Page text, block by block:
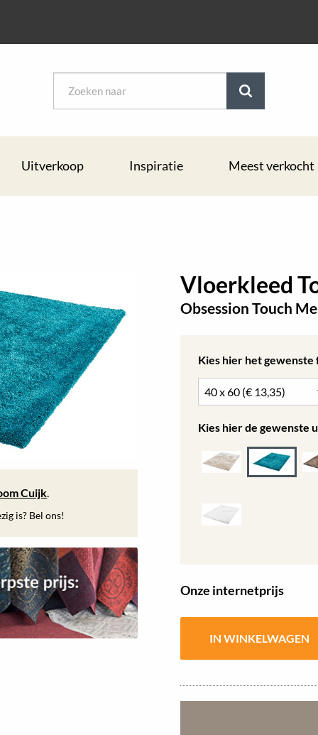
Uitverkoop Inspiratie Meest verkocht
Cuijk.
is? Bel ons!
Vloerkleed
Obsession Touch
Kies hier het gewenste
Kies hier de gewenste
Onze internetprijs